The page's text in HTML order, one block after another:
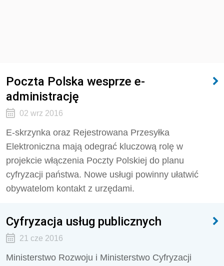
Poczta Polska wesprze e-
administrację
02 wrz 2016
E-skrzynka oraz Rejestrowana Przesyłka
Elektroniczna mają odegrać kluczową rolę w
projekcie włączenia Poczty Polskiej do planu
cyfryzacji państwa. Nowe usługi powinny ułatwić
obywatelom kontakt z urzędami.
Cyfryzacja usług publicznych
21 cze 2016
Ministerstwo Rozwoju i Ministerstwo Cyfryzacji